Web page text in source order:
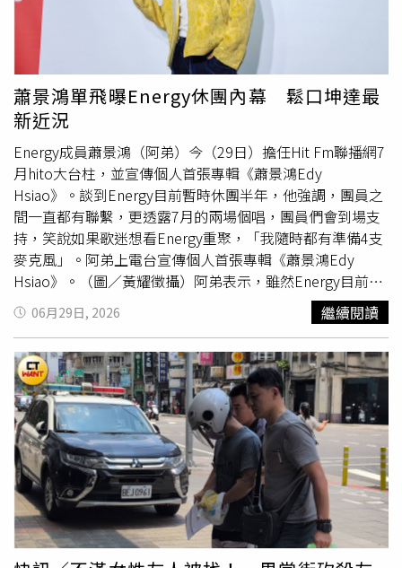
響公司對你的觀感，以為你們價值觀相近或者是同盟同夥。
「萬一這個紛爭屬於不公不義，或是犯法
霸凌這類重大事件，別因為交情而壞了判斷力。」岳啟儒指
出，害怕自己被討厭，以為善良是柔軟以對，反而曲解了善
良的定義，成為鄉愿，而工作上最忌諱當鄉愿的人，遲早吃
虧。「選擇做對的事，也許讓自己看起來強勢，也許你不習
慣，但有時候善良的表現的確必須強勢。」她最後進一步說
明：「同理心要判斷時機、對象，更重要的是對錯。不要因
為對方過去做過的好事，或是他曾經對你的好，而忽略他犯
錯或犯法的事實。」
蕭景鴻單飛曝Energy休團內幕 鬆口坤達最
新近況
Energy成員蕭景鴻（阿弟）今（29日）擔任Hit Fm聯播網7
月hito大台柱，並宣傳個人首張專輯《蕭景鴻Edy
Hsiao》。談到Energy目前暫時休團半年，他強調，團員之
間一直都有聯繫，更透露7月的兩場個唱，團員們會到場支
持，笑說如果歌迷想看Energy重聚，「我隨時都有準備4支
麥克風」。阿弟上電台宣傳個人首張專輯《蕭景鴻Edy
Hsiao》。（圖／黃耀徵攝）阿弟表示，雖然Energy目前沒
有團體活動，一切都等公司安排，「時間到了就會聚在一
起，沒有Energy就沒有現在的我，它是我人生很重要的里
程碑」。至於團員之間是否仍保持聯絡？阿弟笑說：「有群
組，平常都會聊天。」被問到坤達近況，他則低調表示：
「他現在需要好好地整理自己心情跟狀態，大家都是。」談
到同門藝人吳建豪傳出二婚喜訊，阿弟獻上祝福表示：「真
的非常恭喜他。」不過他坦言兩人只是點頭之交，平時沒有
太多合作與私交，「可以再次找到自己的真愛，很替他開
心」。」身為3個孩子的爸爸，被問到是否會傳授生小孩秘
訣給吳建豪，阿弟笑說自己應該是很多人的前輩，畢竟敢生
3個小孩的不多，但他也認為孕育下一代是每個人的選擇，
「畢竟大家都是成年人了」。談及經營婚姻之道，阿弟認為
最重要的是同理心與換位思考。「要多去為對方想，站在對
06月29日, 2026 繼續閱讀